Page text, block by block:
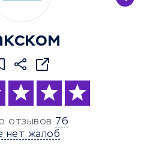
отзывов 76
нет жалоб